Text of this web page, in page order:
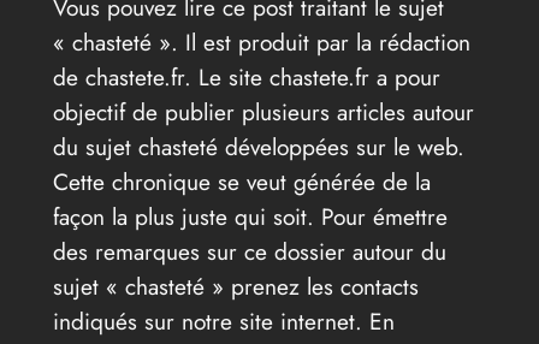
Vous pouvez lire ce post traitant le sujet
« chasteté ». Il est produit par la rédaction
de chastete.fr. Le site chastete.fr a pour
objectif de publier plusieurs articles autour
du sujet chasteté développées sur le web.
Cette chronique se veut générée de la
façon la plus juste qui soit. Pour émettre
des remarques sur ce dossier autour du
sujet « chasteté » prenez les contacts
indiqués sur notre site internet. En